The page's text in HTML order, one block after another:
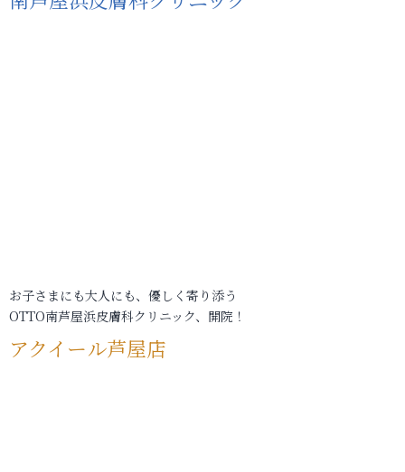
お子さまにも大人にも、優しく寄り添う
OTTO南芦屋浜皮膚科クリニック、開院！
アクイール芦屋店